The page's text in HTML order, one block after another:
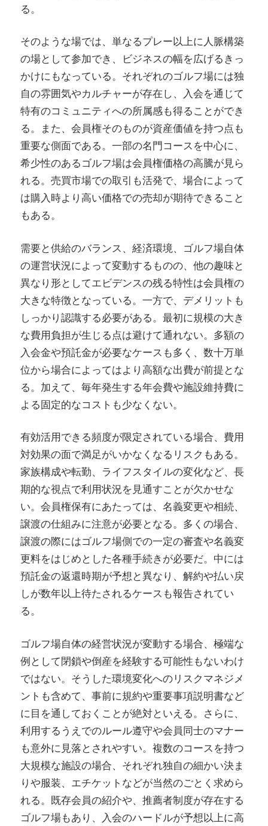
る。
そのような場では、単なるプレー以上に人脈構築
の場として参加でき、ビジネスの幅を広げるきっ
かけにもなっている。それぞれのゴルフ場には独
自の雰囲気やカルチャーが存在し、入会を通じて
特有のコミュニティへの所属感も得ることができ
る。また、会員権そのものが資産価値を持つ点も
重要な側面である。一部の名門コースを中心に、
希少性のあるゴルフ場は会員権価格の高騰が見ら
れる。売買市場での取引も活発で、場合によって
は購入時より高い価格での売却が期待できること
もある。
需要と供給のバランス、経済環境、ゴルフ場自体
の運営状況によって変動するものの、他の趣味と
異なり形としてエビデンスの残る特性は会員権の
大きな特徴となっている。一方で、デメリットも
しっかり認識する必要がある。最初に規模の大き
な費用負担が生じる点は避けて通れない。多額の
入会金や預託金が必要なケースも多く、数十万単
位から場合によってはより高額な出費が前提とな
る。加えて、毎年発生する年会費や施設維持費に
よる固定的なコストも少なくない。
有効活用できる頻度が限定されている場合、費用
対効果の面で満足がいかなくなるリスクもある。
家族構成や転勤、ライフスタイルの変化など、長
期的な視点で利用状況を見通すことが欠かせな
い。会員権保有にあたっては、名義変更や相続、
譲渡の仕組みに注意が必要となる。多くの場合、
譲渡の際にはゴルフ場側での一定の審査や名義変
更料をはじめとした各種手続きが必要だ。中には
預託金の返還時期が予想と異なり、解約や払い戻
しが数年以上待たされるケースも報告されてい
る。
ゴルフ場自体の経営状況が変動する場合、極端な
例として閉鎖や倒産を経験する可能性もないわけ
ではない。そうした環境変化へのリスクマネジメ
ントも含めて、事前に規約や重要事項説明書など
に目を通しておくことが絶対といえる。さらに、
利用するうえでのルール遵守や会員同士のマナー
も意外に見落とされやすい。複数のコースを持つ
大規模な施設の場合、それぞれ独自の細かい決ま
りや服装、エチケットなどが当然のごとく求めら
れる。既存会員の紹介や、推薦者制度が存在する
ゴルフ場もあり、入会のハードルが予想以上に高